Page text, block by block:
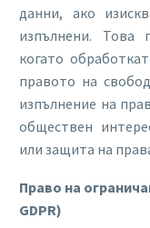
данни, ако
изпълнени. Това
когато
правото на
изпълнение на
обществен
или защита на
Право на
GDPR)